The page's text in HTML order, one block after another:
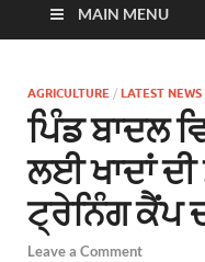
MAIN MENU
AGRICULTURE / LATEST NEWS
ਪਿੰਡ ਬਾਦਲ
ਲਈ ਖਾਦਾਂ
ਟ੍ਰੇਨਿੰਗ ਕੈਂਪ
Leave a Comment